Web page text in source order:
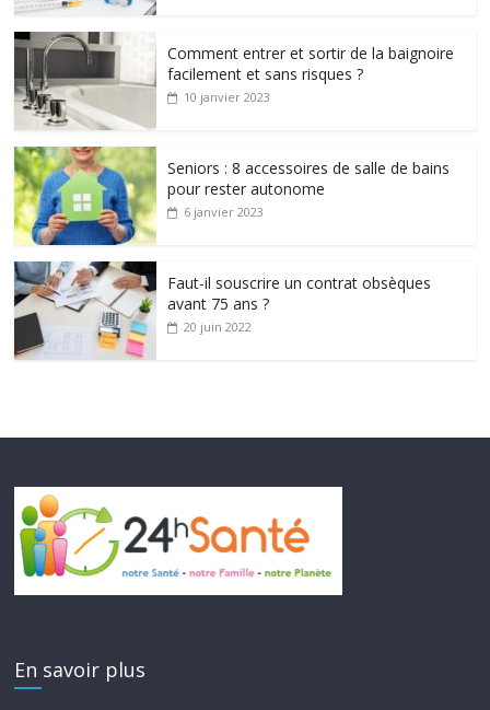
Comment entrer et sortir de la baignoire
facilement et sans risques ?
10 janvier 2023
Seniors : 8 accessoires de salle de bains
pour rester autonome
6 janvier 2023
Faut-il souscrire un contrat obsèques
avant 75 ans ?
20 juin 2022
En savoir plus